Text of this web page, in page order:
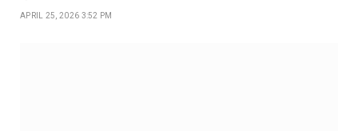
APRIL 25, 2026 3:52 PM